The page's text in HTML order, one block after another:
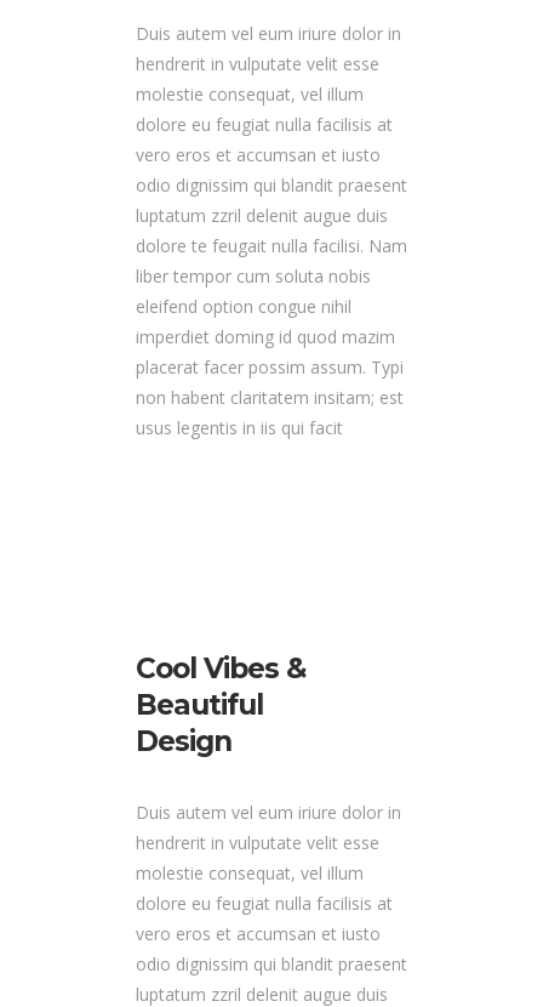
Duis autem vel eum iriure dolor in
hendrerit in vulputate velit esse
molestie consequat, vel illum
dolore eu feugiat nulla facilisis at
vero eros et accumsan et iusto
odio dignissim qui blandit praesent
luptatum zzril delenit augue duis
dolore te feugait nulla facilisi. Nam
liber tempor cum soluta nobis
eleifend option congue nihil
imperdiet doming id quod mazim
placerat facer possim assum. Typi
non habent claritatem insitam; est
usus legentis in iis qui facit
Cool Vibes &
Beautiful
Design
Duis autem vel eum iriure dolor in
hendrerit in vulputate velit esse
molestie consequat, vel illum
dolore eu feugiat nulla facilisis at
vero eros et accumsan et iusto
odio dignissim qui blandit praesent
luptatum zzril delenit augue duis